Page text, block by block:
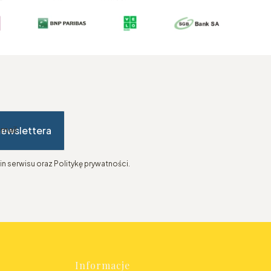
serwisu oraz Politykę prywatności.
Informacje